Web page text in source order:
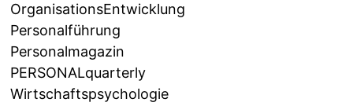
OrganisationsEntwicklung
Personalführung
Personalmagazin
PERSONALquarterly
Wirtschaftspsychologie